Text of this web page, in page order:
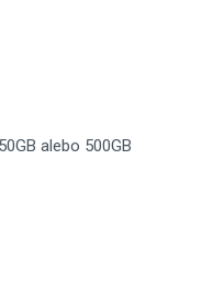
alebo 500GB